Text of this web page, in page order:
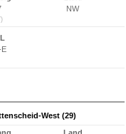
NW
West (29)